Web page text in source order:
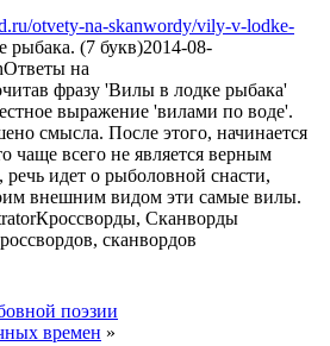
otvety-na-skanwordy/vily-v-lodke-
рыбака. (7 букв)2014-08-
Ответы на
фразу 'Вилы в лодке рыбака'
выражение 'вилами по воде'.
смысла. После этого, начинается
чаще всего не является верным
идет о рыболовной снасти,
внешним видом эти самые вилы.
Кроссворды, Сканворды
поэзии
времен »